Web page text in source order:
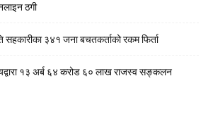
ठगी
सहकारीका ३४१ जना बचतकर्ताको रकम फिर्ता
१३ अर्ब ६४ करोड ६० लाख राजस्व सङ्कलन